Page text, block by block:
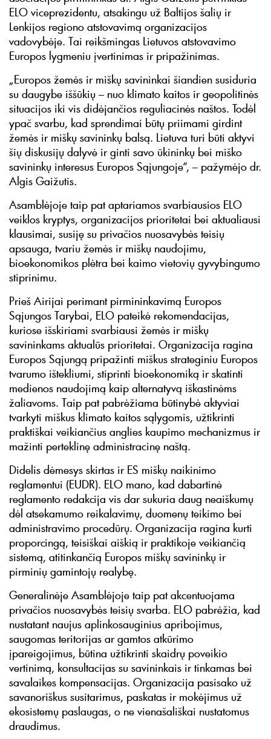
ELO viceprezidentu, atsakingu už Baltijos šalių ir
Lenkijos regiono atstovavimą organizacijos
vadovybėje. Tai reikšmingas Lietuvos atstovavimo
Europos lygmeniu įvertinimas ir pripažinimas.
„Europos žemės ir miškų savininkai šiandien susiduria
su daugybe iššūkių – nuo klimato kaitos ir geopolitinės
situacijos iki vis didėjančios reguliacinės naštos. Todėl
ypač svarbu, kad sprendimai būtų priimami girdint
žemės ir miškų savininkų balsą. Lietuva turi būti aktyvi
šių diskusijų dalyvė ir ginti savo ūkininkų bei miško
savininkų interesus Europos Sąjungoje“, – pažymėjo dr.
Algis Gaižutis.
Asamblėjoje taip pat aptariamos svarbiausios ELO
veiklos kryptys, organizacijos prioritetai bei aktualiausi
klausimai, susiję su privačios nuosavybės teisių
apsauga, tvariu žemės ir miškų naudojimu,
bioekonomikos plėtra bei kaimo vietovių gyvybingumo
stiprinimu.
Prieš Airijai perimant pirmininkavimą Europos
Sąjungos Tarybai, ELO pateikė rekomendacijas,
kuriose išskiriami svarbiausi žemės ir miškų
savininkams aktualūs prioritetai. Organizacija ragina
Europos Sąjungą pripažinti miškus strateginiu Europos
tvarumo ištekliumi, stiprinti bioekonomiką ir skatinti
medienos naudojimą kaip alternatyvą iškastinėms
žaliavoms. Taip pat pabrėžiama būtinybė aktyviai
tvarkyti miškus klimato kaitos sąlygomis, užtikrinti
praktiškai veikiančius anglies kaupimo mechanizmus ir
mažinti perteklinę administracinę naštą.
Didelis dėmesys skirtas ir ES miškų naikinimo
reglamentui (EUDR). ELO mano, kad dabartinė
reglamento redakcija vis dar sukuria daug neaiškumų
dėl atsekamumo reikalavimų, duomenų teikimo bei
administravimo procedūrų. Organizacija ragina kurti
proporcingą, teisiškai aiškią ir praktikoje veikiančią
sistemą, atitinkančią Europos miškų savininkų ir
pirminių gamintojų realybę.
Generalinėje Asamblėjoje taip pat akcentuojama
privačios nuosavybės teisių svarba. ELO pabrėžia, kad
nustatant naujus aplinkosauginius apribojimus,
saugomas teritorijas ar gamtos atkūrimo
įpareigojimus, būtina užtikrinti skaidrų poveikio
vertinimą, konsultacijas su savininkais ir tinkamas bei
savalaikes kompensacijas. Organizacija pasisako už
savanoriškus susitarimus, paskatas ir mokėjimus už
ekosistemų paslaugas, o ne vienašališkai nustatomus
draudimus.